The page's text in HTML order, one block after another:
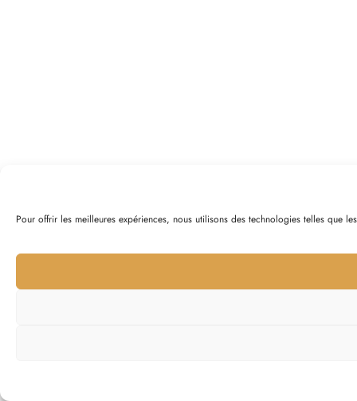
Pour offrir les meilleures expériences, nous utilisons des technologies telles que